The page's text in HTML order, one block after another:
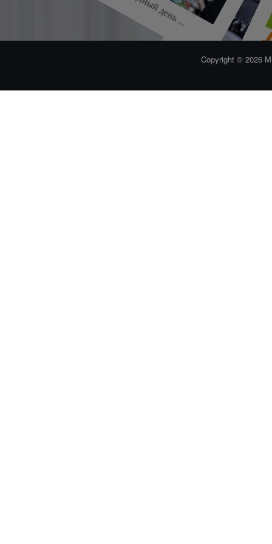
«Лучший ...
Слёт Copyright © 2026